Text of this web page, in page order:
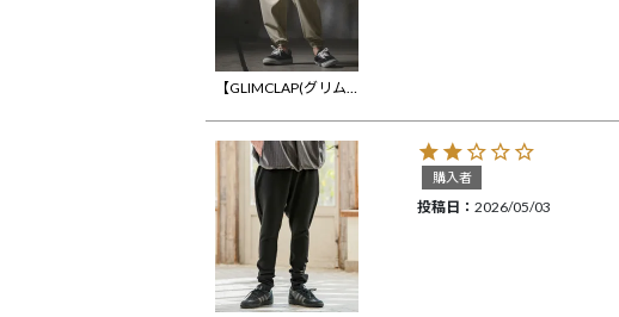
【GLIMCLAP(グリムクラップ)】Airy Smooth Fabric Relaxed Fit Joggers ジョガーパンツ(201-029-gls-cg)
購入者
投稿日 2026/05/03